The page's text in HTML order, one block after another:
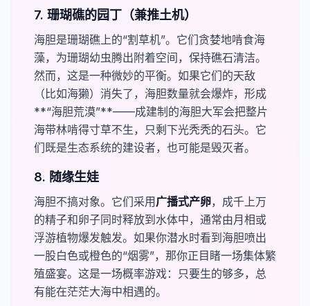
7. 珊瑚礁的园丁（兼推土机）
海胆是珊瑚礁上的“割草机”。它们贪婪地啃食海
藻，为珊瑚幼虫腾出附着空间，保持礁石清洁。
然而，这是一种微妙的平衡。如果它们的天敌
（比如海獭）消失了，海胆数量就会爆炸，形成​
**“海胆荒漠”**——成建制的海胆大军会把整片
海带林啃得寸草不生，只剩下光秃秃的石头。它
们既是生态系统的建设者，也可能是毁灭者。
8. 随缘生娃
海胆不搞对象。它们采用​ ​广播式产卵，成千上万
的精子和卵子同时释放到水体中，通常由月相或
浮游植物爆发触发。如果你潜水时看到海胆喷出
一股白色或橙色的“烟雾”，那你正目睹一场集体繁
殖盛宴。这是一场概率游戏：只要生的够多，总
有能在茫茫大海中相遇的。